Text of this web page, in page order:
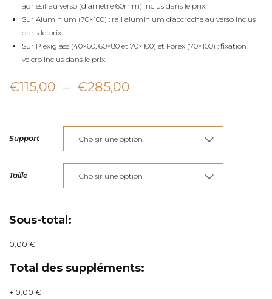
adhésif au verso (diamètre 60mm) inclus dans le prix.
Sur Aluminium (70×100) : rail aluminium d’accroche au verso inclus
dans le prix.
Sur Plexiglass (40×60, 60×80 et 70×100) et Forex (70×100) : fixation
velcro inclus dans le prix.
€115,00 – €285,00
prix :
€115,00
à
€285,00
Support
Taille
Sous-total:
0,00 €
Total des suppléments:
+ 0,00 €